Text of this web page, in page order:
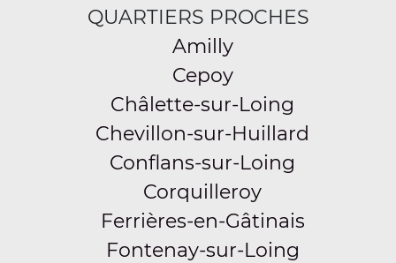
QUARTIERS PROCHES
Amilly
Cepoy
Châlette-sur-Loing
Chevillon-sur-Huillard
Conflans-sur-Loing
Corquilleroy
Ferrières-en-Gâtinais
Fontenay-sur-Loing